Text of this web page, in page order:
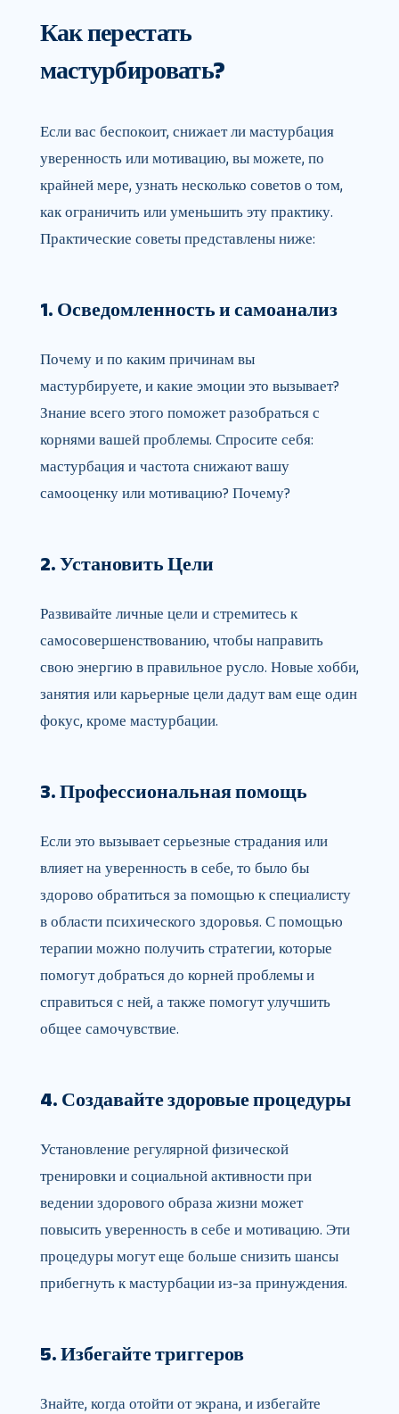
Как перестать
мастурбировать?
Если вас беспокоит, снижает ли мастурбация
уверенность или мотивацию, вы можете, по
крайней мере, узнать несколько советов о том,
как ограничить или уменьшить эту практику.
Практические советы представлены ниже:
1. Осведомленность и самоанализ
Почему и по каким причинам вы
мастурбируете, и какие эмоции это вызывает?
Знание всего этого поможет разобраться с
корнями вашей проблемы. Спросите себя:
мастурбация и частота снижают вашу
самооценку или мотивацию? Почему?
2. Установить Цели
Развивайте личные цели и стремитесь к
самосовершенствованию, чтобы направить
свою энергию в правильное русло. Новые хобби,
занятия или карьерные цели дадут вам еще один
фокус, кроме мастурбации.
3. Профессиональная помощь
Если это вызывает серьезные страдания или
влияет на уверенность в себе, то было бы
здорово обратиться за помощью к специалисту
в области психического здоровья. С помощью
терапии можно получить стратегии, которые
помогут добраться до корней проблемы и
справиться с ней, а также помогут улучшить
общее самочувствие.
4. Создавайте здоровые процедуры
Установление регулярной физической
тренировки и социальной активности при
ведении здорового образа жизни может
повысить уверенность в себе и мотивацию. Эти
процедуры могут еще больше снизить шансы
прибегнуть к мастурбации из-за принуждения.
5. Избегайте триггеров
Знайте, когда отойти от экрана, и избегайте